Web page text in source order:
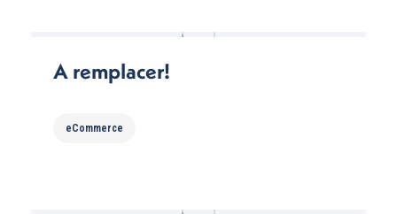
A remplacer!
eCommerce